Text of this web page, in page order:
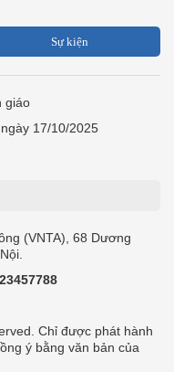
Sự kiện
giáo
17/10/2025
(VNTA), 68 Dương
Chỉ được phát hành
ý bằng văn bản của